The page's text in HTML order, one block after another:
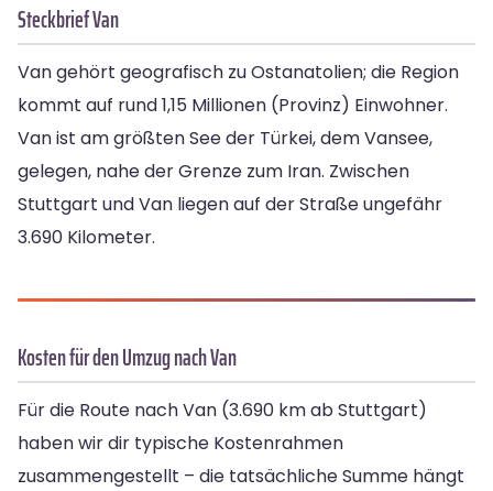
Steckbrief Van
Van gehört geografisch zu Ostanatolien; die Region
kommt auf rund 1,15 Millionen (Provinz) Einwohner.
Van ist am größten See der Türkei, dem Vansee,
gelegen, nahe der Grenze zum Iran. Zwischen
Stuttgart und Van liegen auf der Straße ungefähr
3.690 Kilometer.
Kosten für den Umzug nach Van
Für die Route nach Van (3.690 km ab Stuttgart)
haben wir dir typische Kostenrahmen
zusammengestellt – die tatsächliche Summe hängt